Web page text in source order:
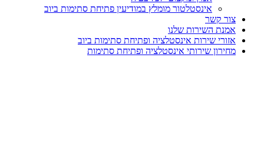
אינסטלטור מומלץ במודיעין פתיחת סתימות ביוב
קשר
השירות שלנו
שירות אינסטלציה ופתיחת סתימות ביוב
שירותי אינסטלציה ופתיחת סתימות